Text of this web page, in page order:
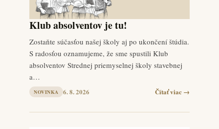
Klub absolventov je tu!
Zostaňte súčasťou našej školy aj po ukončení štúdia.
S radosťou oznamujeme, že sme spustili Klub
absolventov Strednej priemyselnej školy stavebnej
a…
NOVINKA 6. 8. 2026 Čítať viac →